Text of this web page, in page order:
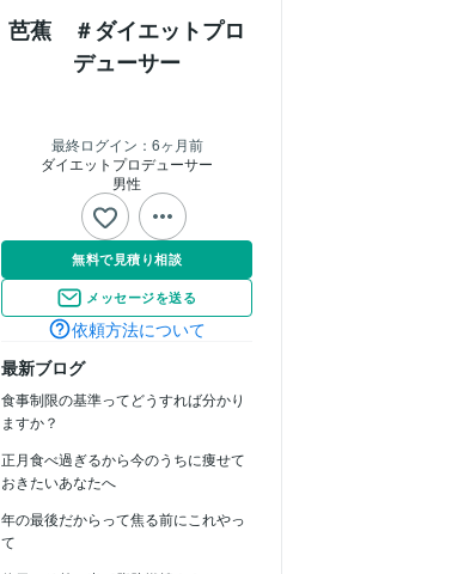
芭蕉 ＃ダイエットプロ
デューサー
最終ログイン： 6ヶ月前
ダイエットプロデューサー
男性
無料で見積り相談
メッセージを送る
依頼方法について
最新ブログ
食事制限の基準ってどうすれば分かり
ますか？
正月食べ過ぎるから今のうちに痩せて
おきたいあなたへ
年の最後だからって焦る前にこれやっ
て